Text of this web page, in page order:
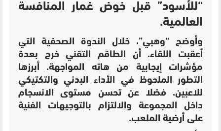
“للأسود” قبل خوض غمار المنافسة
العالمية.
وأوضح “وهبي”، خلال الندوة الصحفية التي
أعقبت اللقاء. أن الطاقم التقني خرج بعدة
مؤشرات إيجابية من هاته المواجهة. أبرزها
التطور الملحوظ في الأداء البدني والتكتيكي
للاعبين. فضلا عن تحسن مستوى الانسجام
داخل المجموعة والالتزام بالتوجيهات الفنية
على أرضية الملعب.